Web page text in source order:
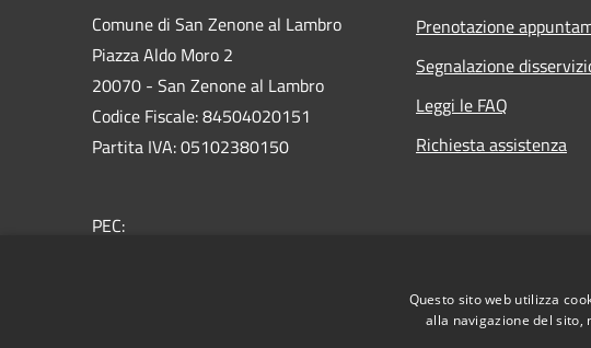
Comune di San Zenone al Lambro
Piazza Aldo Moro 2
20070 - San Zenone al Lambro
Codice Fiscale: 84504020151
Partita IVA: 05102380150
PEC:
Prenotazione
Segnalazione
Leggi le FAQ
Richiesta assistenza
Questo sito web utilizza
alla navigazione del sito,